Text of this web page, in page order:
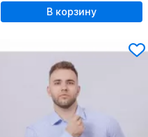
В корзину